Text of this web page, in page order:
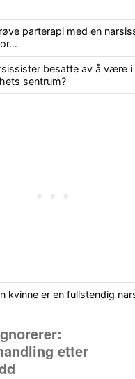
parterapi med en
besatte av å være i
sentrum?
kvinne er en fullstendig
etter